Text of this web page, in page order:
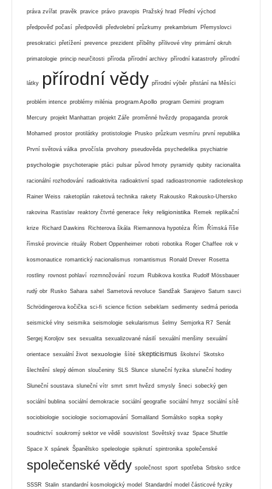
práva zvířat pravěk pravice právo pravopis Pražský hrad Přední východ
předpověď počasí předpovědi předvolební průzkumy prekambrium Přemyslovci
presokratici přetížení prevence prezident příběhy přílivové vlny primární okruh
primatologie princip neurčitosti příroda přírodní archivy přírodní katastrofy přírodní
látky přírodní vědy přírodní výběr přistání na Měsíci
problém intence problémy milénia program Apollo program Gemini program
Mercury projekt Manhattan projekt Záře proměnné hvězdy propaganda prorok
Mohamed prostor protilátky protistologie Prusko průzkum vesmíru první republika
První světová válka prvočísla prvohory pseudověda psychedelika psychiatrie
psychologie psychoterapie ptáci pulsar původ hmoty pyramidy qubity racionalita
racionální rozhodování radioaktivita radioaktivní spad radioastronomie radioteleskop
Rainer Weiss raketoplán raketová technika rakety Rakousko Rakousko-Uhersko
rakovina Rastislav reaktory čtvrté generace řeky religionistika Remek replikační
krize Richard Dawkins Richterova škála Riemannova hypotéza Řím Římská říše
římské provincie rituály Robert Oppenheimer roboti robotika Roger Chaffee rok v
kosmonautice romantický nacionalismus romantismus Ronald Drever Rosetta
rostliny rovnost pohlaví rozmnožování rozum Rubikova kostka Rudolf Mössbauer
rudý obr Rusko Sahara sahel Sametová revoluce Sandžak Sarajevo Saturn savci
Schrödingerova kočička sci-fi science fiction sebeklam sedimenty sedmá perioda
seismické vlny seismika seismologie sekularismus šelmy Semjorka R7 Senát
Sergej Koroljov sex sexualita sexualizované násilí sexuální menšiny sexuální
orientace sexuální život sexuologie šíité skepticismus školství Skotsko
šlechtění slepý démon sloučeniny SLS Slunce sluneční fyzika sluneční hodiny
Sluneční soustava sluneční vítr smrt smrt hvězd smysly šneci sobecký gen
sociální bublina sociální demokracie sociální geografie sociální hmyz sociální sítě
sociobiologie sociologie sociomapování Somaliland Somálsko sopka sopky
soudnictví soukromý sektor ve vědě souvislost Sovětský svaz Space Shuttle
Space X spánek Španělsko speleologie spiknutí spintronika společenské
společenské vědy společnost sport spotřeba Srbsko srdce
SSSR Stalin standardní kosmologický model Standardní model částicové fyziky